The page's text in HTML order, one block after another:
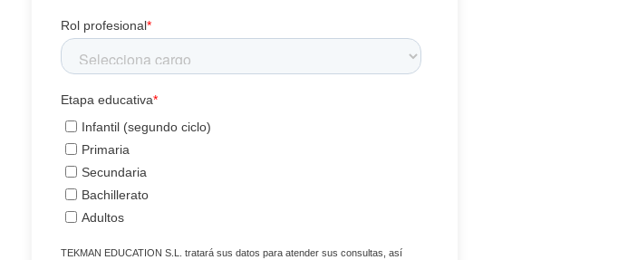
Rol profesional*
Etapa educativa*
Infantil (segundo ciclo)
Primaria
Secundaria
Bachillerato
Adultos
TEKMAN EDUCATION S.L. tratará sus datos para atender sus consultas, así